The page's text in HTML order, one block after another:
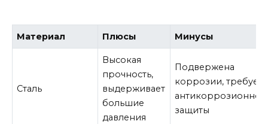
Материал Плюсы Минусы
Сталь
Высокая
прочность,
выдерживает
большие
давления
Подвержена
коррозии, требует
антикоррозионной
защиты